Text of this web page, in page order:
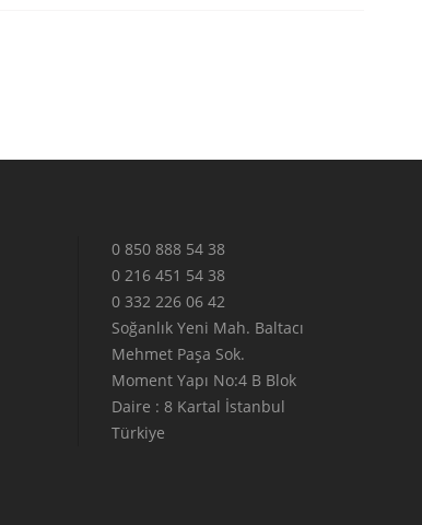
0 850 888 54 38
0 216 451 54 38
0 332 226 06 42
Soğanlık Yeni Mah. Baltacı
Mehmet Paşa Sok.
Moment Yapı No:4 B Blok
Daire : 8 Kartal İstanbul
Türkiye